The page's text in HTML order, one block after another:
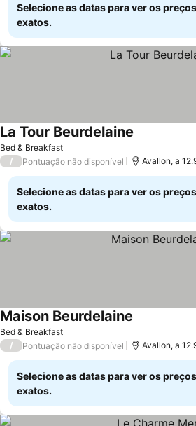
Selecione as datas para ver os preços
exatos.
Bed & Breakfast
La Tour Beurdelaine
/ Pontuação não disponível Avallon, a
Selecione as datas para ver os preços
exatos.
Bed & Breakfast
Maison Beurdelaine
/ Pontuação não disponível Avallon, a
Selecione as datas para ver os preços
exatos.